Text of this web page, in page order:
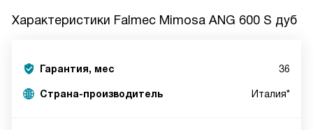
Характеристики Falmec Mimosa ANG 600 S дуб
Гарантия, мес 36
Страна-производитель Италия*